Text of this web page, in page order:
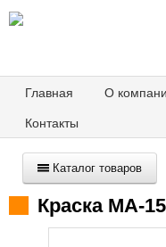
Главная О
Контакты
Каталог товаров
Краска МА-15